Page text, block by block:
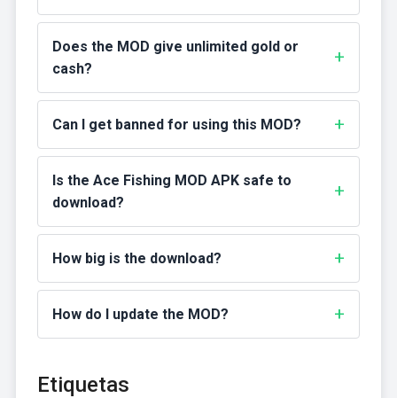
Does the MOD give unlimited gold or
cash?
Can I get banned for using this MOD?
Is the Ace Fishing MOD APK safe to
download?
How big is the download?
How do I update the MOD?
Etiquetas